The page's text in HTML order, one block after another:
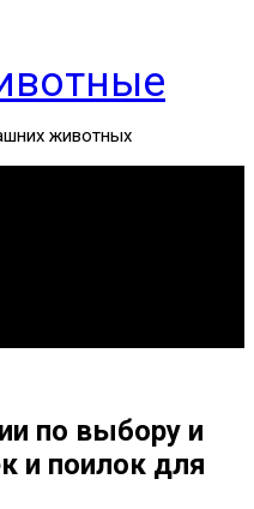
животных
по выбору и
и поилок для